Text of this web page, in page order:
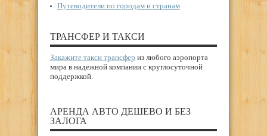
Путеводители по городам и странам
ТРАНСФЕР И ТАКСИ
Закажите такси трансфер из любого аэропорта
мира в надежной компании с круглосуточной
поддержкой.
АРЕНДА АВТО ДЕШЕВО И БЕЗ
ЗАЛОГА